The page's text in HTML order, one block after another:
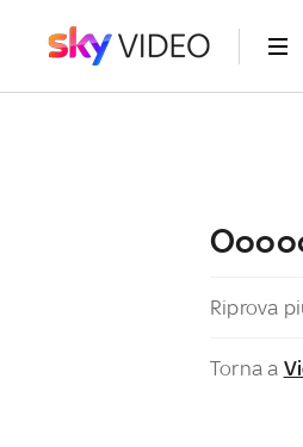
Riprova
Torna a